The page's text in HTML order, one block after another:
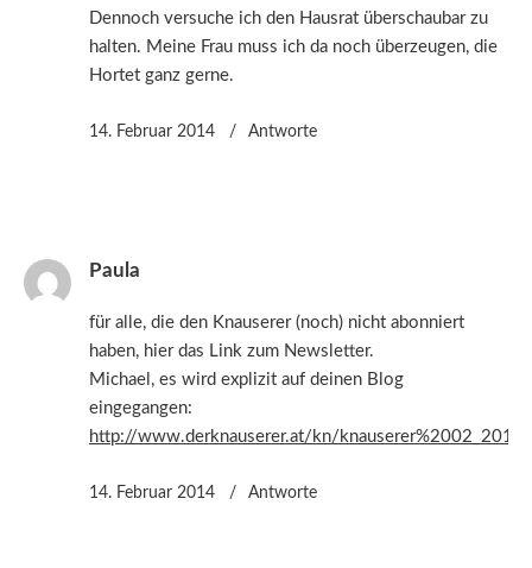
Dennoch versuche ich den Hausrat überschaubar zu
halten. Meine Frau muss ich da noch überzeugen, die
Hortet ganz gerne.
14. Februar 2014 Antworte
Paula
für alle, die den Knauserer (noch) nicht abonniert
haben, hier das Link zum Newsletter.
Michael, es wird explizit auf deinen Blog
eingegangen:
http://www.derknauserer.at/kn/
14. Februar 2014 Antworte